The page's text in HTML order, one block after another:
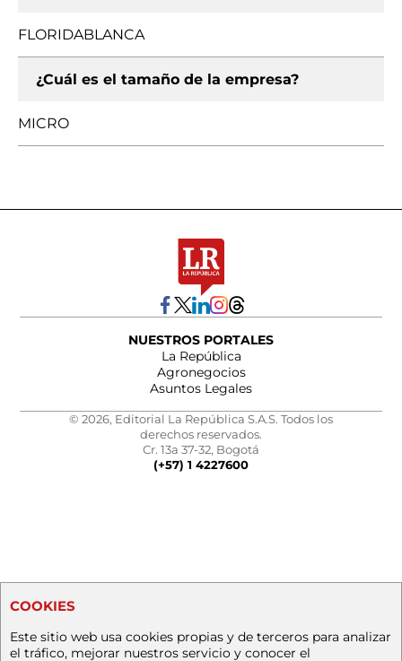
FLORIDABLANCA
¿Cuál es el tamaño de la empresa?
MICRO
NUESTROS PORTALES
La República
Agronegocios
Asuntos Legales
© 2026, Editorial La República S.A.S. Todos los
derechos reservados.
Cr. 13a 37-32, Bogotá
(+57) 1 4227600
COOKIES
Este sitio web usa cookies propias y de terceros para analizar
el tráfico, mejorar nuestros servicio y conocer el